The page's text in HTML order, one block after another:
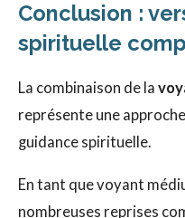
Conclusion :
spirituelle
La combinaison de la
représente une
guidance spirituelle.
En tant que voyant
nombreuses reprises